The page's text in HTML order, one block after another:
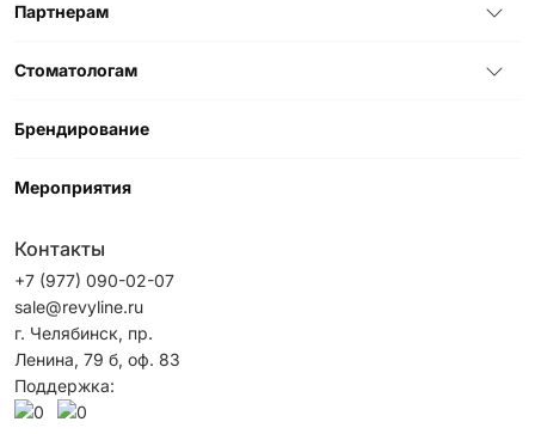
Партнерам
Стоматологам
Брендирование
Мероприятия
Контакты
+7 (977) 090-02-07
sale@revyline.ru
г. Челябинск, пр.
Ленина, 79 б, оф. 83
Поддержка: